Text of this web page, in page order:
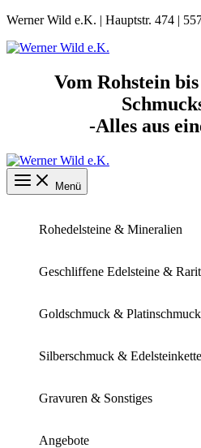
Zum
springen
Werner Wild e.K. | Hauptstr. 474 |
Vom Rohstein
-Alles aus
Menü
Rohedelsteine & Mineralien
Geschliffene Edelsteine &
Goldschmuck & Platinschmuck
Silberschmuck &
Gravuren & Sonstiges
Angebote